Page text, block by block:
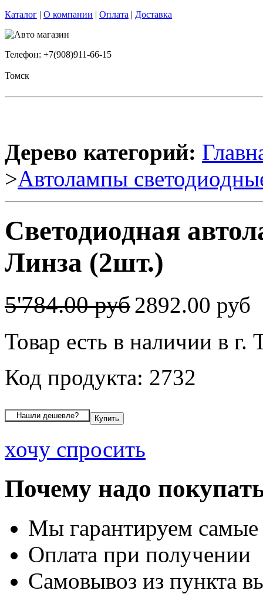
Каталог | О компании | Оплата | Доставка
Телефон: +7(908)911-66-15
Томск
Дерево категорий:
>Автолампы
Светодиодная
Линза (2шт.)
5'784.00 руб2892.00 руб
Товар есть в наличии в г.
Код продукта: 2732
хочу спросить
Почему надо
Мы гарантируем
Оплата при получении
Самовывоз из пункта